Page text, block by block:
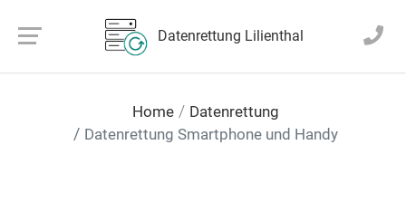
Datenrettung Lilienthal
Home
Datenrettung
Datenrettung Smartphone und Handy